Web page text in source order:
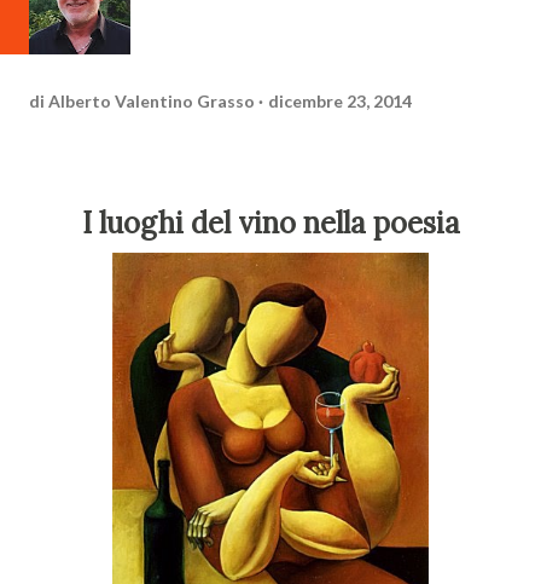
di Alberto Valentino Grasso dicembre 23, 2014
I luoghi del vino nella poesia